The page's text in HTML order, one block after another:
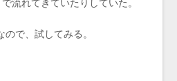
流れてきていたりしていた。
で、試してみる。